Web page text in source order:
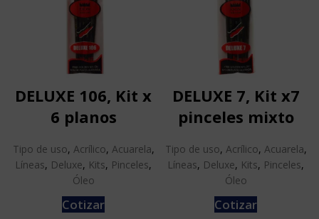
DELUXE 106, Kit x
6 planos
Tipo de uso, Acrílico, Acuarela,
Líneas, Deluxe, Kits, Pinceles,
Óleo
Cotizar
DELUXE 7, Kit x7
pinceles mixto
Tipo de uso, Acrílico, Acuarela,
Líneas, Deluxe, Kits, Pinceles,
Óleo
Cotizar